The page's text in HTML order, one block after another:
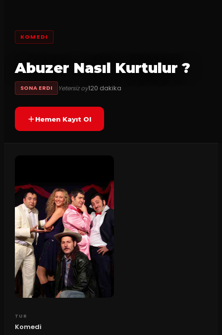
KOMEDI
Abuzer Nasıl Kurtulur ?
SONA ERDI Yetersiz oy120 dakika
Hemen Kayıt Ol
TUR
Komedi